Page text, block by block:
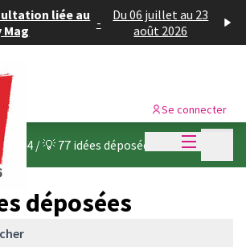
liée au
Mag
-
Du 06 juillet au 23
août 2026
Menu
Se connecter
2024 /💡 77 idées déposées
déposées
cookies